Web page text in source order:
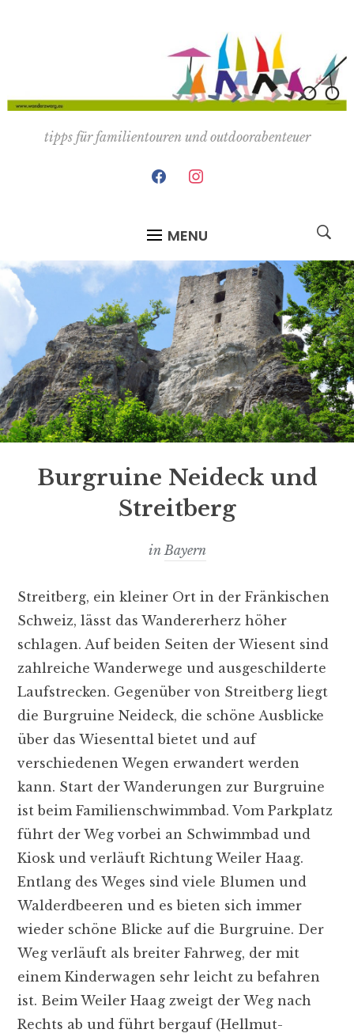
tipps für familientouren und outdoorabenteuer
facebookinstagram
MENU
Burgruine Neideck und
Streitberg
in Bayern
Streitberg, ein kleiner Ort in der Fränkischen
Schweiz, lässt das Wandererherz höher
schlagen. Auf beiden Seiten der Wiesent sind
zahlreiche Wanderwege und ausgeschilderte
Laufstrecken. Gegenüber von Streitberg liegt
die Burgruine Neideck, die schöne Ausblicke
über das Wiesenttal bietet und auf
verschiedenen Wegen erwandert werden
kann. Start der Wanderungen zur Burgruine
ist beim Familienschwimmbad. Vom Parkplatz
führt der Weg vorbei an Schwimmbad und
Kiosk und verläuft Richtung Weiler Haag.
Entlang des Weges sind viele Blumen und
Walderdbeeren und es bieten sich immer
wieder schöne Blicke auf die Burgruine. Der
Weg verläuft als breiter Fahrweg, der mit
einem Kinderwagen sehr leicht zu befahren
ist. Beim Weiler Haag zweigt der Weg nach
Rechts ab und führt bergauf (Hellmut-